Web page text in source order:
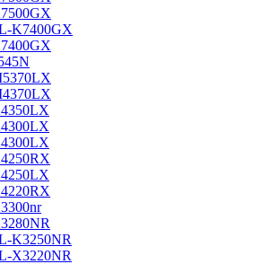
K7400GX
K3250NR
X3220NR